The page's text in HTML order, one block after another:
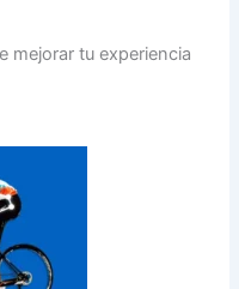
mejorar tu experiencia